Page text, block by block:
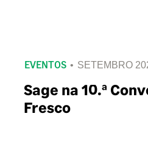
EVENTOS SETEMBRO
Sage na 10.ª
Fresco